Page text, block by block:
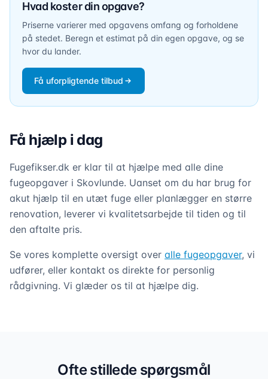
Hvad koster din opgave?
Priserne varierer med opgavens omfang og forholdene
på stedet. Beregn et estimat på din egen opgave, og se
hvor du lander.
Få uforpligtende tilbud
Få hjælp i dag
Fugefikser.dk er klar til at hjælpe med alle dine
fugeopgaver i Skovlunde. Uanset om du har brug for
akut hjælp til en utæt fuge eller planlægger en større
renovation, leverer vi kvalitetsarbejde til tiden og til
den aftalte pris.
Se vores komplette oversigt over alle fugeopgaver, vi
udfører, eller kontakt os direkte for personlig
rådgivning. Vi glæder os til at hjælpe dig.
facaderOfte stillede spørgsmål